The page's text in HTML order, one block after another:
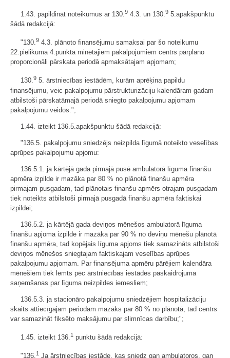
1.43. papildināt noteikumus ar 130.9 4.3. un 130.9 5.apakšpunktu
šādā redakcijā:
"130.9 4.3. plānoto finansējumu samaksai par šo noteikumu
22.pielikuma 4.punktā minētajiem pakalpojumiem centrs pārplāno
proporcionāli pārskata periodā apmaksātajam apjomam;
130.9 5. ārstniecības iestādēm, kurām aprēķina papildu
finansējumu, veic pakalpojumu pārstrukturizāciju kalendāram gadam
atbilstoši pārskatāmajā periodā sniegto pakalpojumu apjomam
pakalpojumu veidos.";
1.44. izteikt 136.5.apakšpunktu šādā redakcijā:
"136.5. pakalpojumu sniedzējs neizpilda līgumā noteikto veselības
aprūpes pakalpojumu apjomu:
136.5.1. ja kārtējā gada pirmajā pusē ambulatorā līguma finanšu
apmēra izpilde ir mazāka par 80 % no plānotā finanšu apmēra
pirmajam pusgadam, tad plānotais finanšu apmērs otrajam pusgadam
tiek noteikts atbilstoši pirmajā pusgadā finanšu apmēra faktiskai
izpildei;
136.5.2. ja kārtējā gada deviņos mēnešos ambulatorā līguma
finanšu apjoma izpilde ir mazāka par 90 % no deviņu mēnešu plānotā
finanšu apmēra, tad kopējais līguma apjoms tiek samazināts atbilstoši
deviņos mēnešos sniegtajam faktiskajam veselības aprūpes
pakalpojumu apjomam. Par finansējuma apmēru pārējiem kalendāra
mēnešiem tiek lemts pēc ārstniecības iestādes paskaidrojuma
saņemšanas par līguma neizpildes iemesliem;
136.5.3. ja stacionāro pakalpojumu sniedzējiem hospitalizāciju
skaits attiecīgajam periodam mazāks par 80 % no plānotā, tad centrs
var samazināt fiksēto maksājumu par slimnīcas darbību;";
1.45. izteikt 136.1 punktu šādā redakcijā:
"136.1 Ja ārstniecības iestāde, kas sniedz gan ambulatoros, gan